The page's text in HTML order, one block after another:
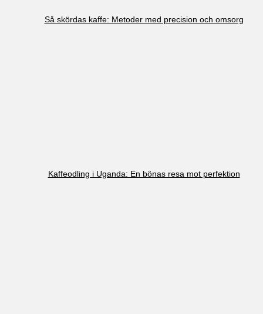
Så skördas kaffe: Metoder med precision och omsorg
Kaffeodling i Uganda: En bönas resa mot perfektion